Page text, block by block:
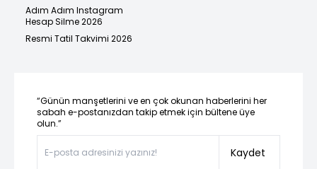
Adım Adım Instagram
Hesap Silme 2026
Resmi Tatil Takvimi 2026
“Günün manşetlerini ve en çok okunan haberlerini her
sabah e-postanızdan takip etmek için bültene üye
olun.”
Kaydet